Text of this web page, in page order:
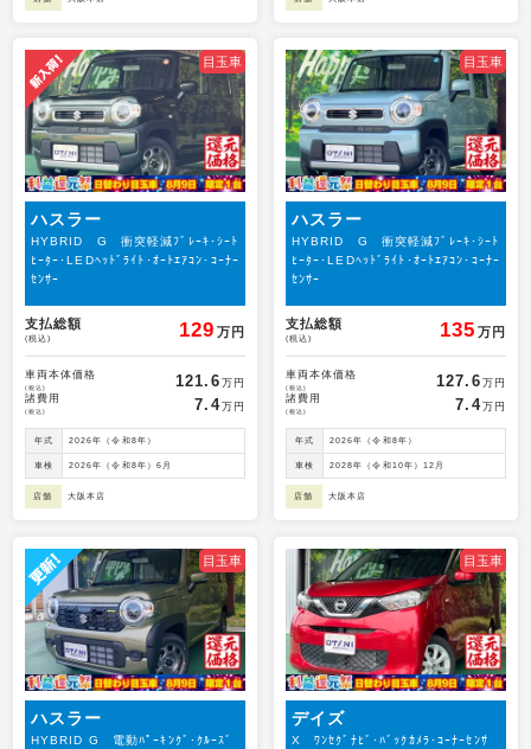
目玉車
ハスラー
HYBRID G 衝突軽減ﾌﾞﾚｰｷ･ｼｰﾄ
ﾋｰﾀｰ･LEDﾍｯﾄﾞﾗｲﾄ･ｵｰﾄｴｱｺﾝ･ｺｰﾅｰ
ｾﾝｻｰ
支払総額
(税込) 129 万円
車両本体価格
(税込) 121.6 万円
諸費用
(税込) 7.4万円
年式 2026年（令和8年）
車検 2026年（令和8年）6月
店舗 大阪本店
目玉車
ハスラー
HYBRID G 衝突軽減ﾌﾞﾚｰｷ･ｼｰﾄ
ﾋｰﾀｰ･LEDﾍｯﾄﾞﾗｲﾄ･ｵｰﾄｴｱｺﾝ･ｺｰﾅｰ
ｾﾝｻｰ
支払総額
(税込) 135 万円
車両本体価格
(税込) 127.6 万円
諸費用
(税込) 7.4万円
年式 2026年（令和8年）
車検 2028年（令和10年）12月
店舗 大阪本店
目玉車
ハスラー
HYBRID G 電動ﾊﾟｰｷﾝｸﾞ･ｸﾙｰｽﾞ
目玉車
デイズ
X ﾜﾝｾｸﾞﾅﾋﾞ･ﾊﾞｯｸｶﾒﾗ･ｺｰﾅｰｾﾝｻ